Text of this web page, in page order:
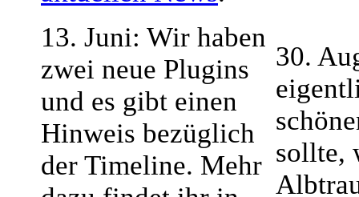
13. Juni: Wir haben
zwei neue Plugins
und es gibt einen
Hinweis bezüglich
der Timeline. Mehr
30.
sollte,